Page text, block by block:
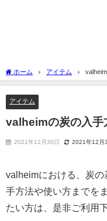
ホーム アイテム
アイテム
valheimの炭の入手
2021年12月30日 2021年12月
valheimにおける、炭の
手方法や使い方までを
たい方は、是非ご利用